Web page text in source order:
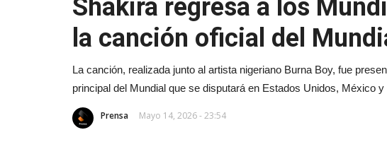
Shakira regresa a los
la canción oficial del
La canción, realizada junto al artista nigeriano Burna Boy, fue
principal del Mundial que se disputará en Estados Unidos, México y
Prensa Mayo 14, 2026 - 23:54